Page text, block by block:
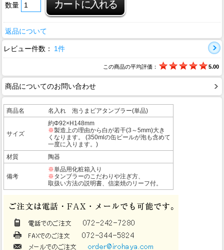
数量
返品について
レビュー件数： 1件
この商品の平均評価： 5.00
商品についてのお問い合わせ
商品名 名入れ 泡うまビアタンブラー(単品)
サイズ
約Φ92×H148mm
※製造上の理由から白が若干(3～5mm)大き
くなります。 (350mlの缶ビールが泡も含めて
一度に入ります。)
材質
陶器
備考
※単品用化粧箱入り
※タンブラーのこだわりや注ぎ方、
取扱い方法の説明書、信楽焼のリーフ付。